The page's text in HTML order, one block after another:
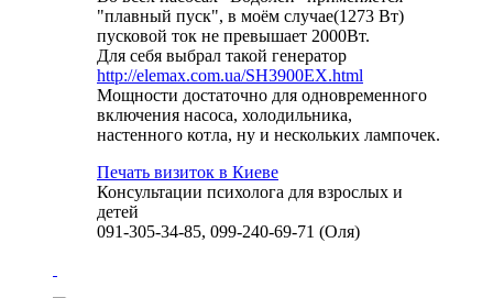
"плавный пуск", в моём случае(1273 Вт)
пусковой ток не превышает 2000Вт.
Для себя выбрал такой генератор
http://elemax.com.ua/SH3900EX.html
Мощности достаточно для одновременного
включения насоса, холодильника,
настенного котла, ну и нескольких лампочек.
Печать визиток в Киеве
Консультации психолога для взрослых и
детей
091-305-34-85, 099-240-69-71 (Оля)